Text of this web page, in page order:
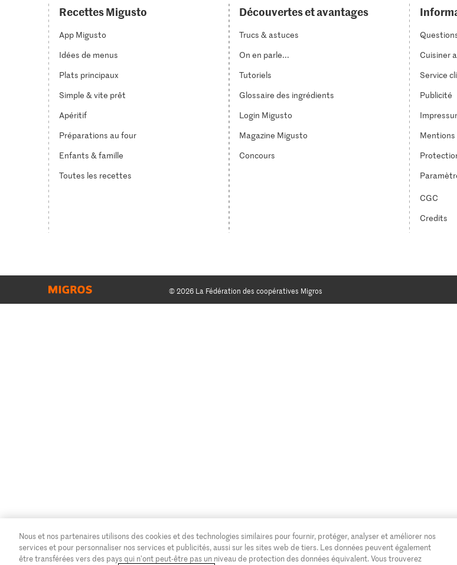
Recettes Migusto
App Migusto
Idées de menus
Plats principaux
Simple & vite prêt
Apéritif
Préparations au four
Enfants & famille
Toutes les recettes
Découvertes et avantages
Trucs & astuces
On en parle...
Tutoriels
Glossaire des ingrédients
Login Migusto
Magazine Migusto
Concours
Cuisiner
Service
Publicité
Mentions
CGC
Credits
© 2026 La Fédération des coopératives Migros
Nous et nos partenaires utilisons des cookies et des technologies similaires pour fournir, protéger, analyser et améliorer nos
services et pour personnaliser nos services et publicités, aussi sur les sites web de tiers. Les données peuvent également
être transférées vers des pays qui n'ont peut-être pas un niveau de protection des données équivalent. Vous trouverez